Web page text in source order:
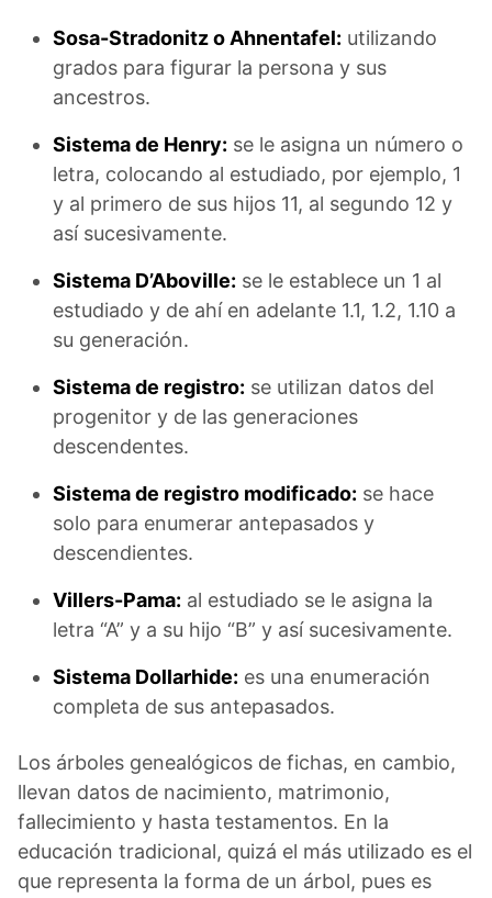
Sosa-Stradonitz o Ahnentafel: utilizando
grados para figurar la persona y sus
ancestros.
Sistema de Henry: se le asigna un número o
letra, colocando al estudiado, por ejemplo, 1
y al primero de sus hijos 11, al segundo 12 y
así sucesivamente.
Sistema D’Aboville: se le establece un 1 al
estudiado y de ahí en adelante 1.1, 1.2, 1.10 a
su generación.
Sistema de registro: se utilizan datos del
progenitor y de las generaciones
descendentes.
Sistema de registro modificado: se hace
solo para enumerar antepasados y
descendientes.
Villers-Pama: al estudiado se le asigna la
letra “A” y a su hijo “B” y así sucesivamente.
Sistema Dollarhide: es una enumeración
completa de sus antepasados.
Los árboles genealógicos de fichas, en cambio,
llevan datos de nacimiento, matrimonio,
fallecimiento y hasta testamentos. En la
educación tradicional, quizá el más utilizado es el
que representa la forma de un árbol, pues es